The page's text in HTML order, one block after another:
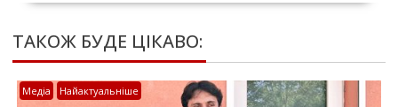
ТАКОЖ БУДЕ ЦІКАВО:
Медіа Найактуальніше